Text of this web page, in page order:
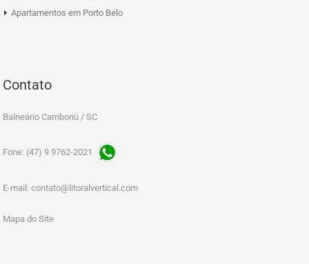
Apartamentos em Porto Belo
Contato
Balneário Camboriú / SC
Fone: (47) 9 9762-2021
E-mail: contato@litoralvertical.com
Mapa do Site